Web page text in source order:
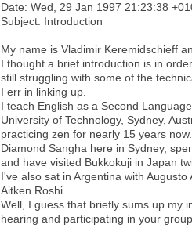
Date: Wed, 29 Jan 1997 21:23:38
Subject: Introduction
My name is Vladimir Keremidschieff
I thought a brief introduction is in
still struggling with some of the
I err in linking up.
I teach English as a Second
University of Technology, Sydney,
practicing zen for nearly 15 years
Diamond Sangha here in Sydney,
and have visited Bukkokuji in Japan
I've also sat in Argentina with
Aitken Roshi.
Well, I guess that briefly sums up my
hearing and participating in your